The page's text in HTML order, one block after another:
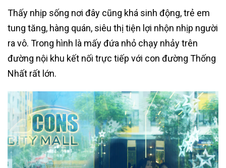
Thấy nhịp sống nơi đây cũng khá sinh động, trẻ em
tung tăng, hàng quán, siêu thị tiện lợi nhộn nhịp người
ra vô. Trong hình là mấy đứa nhỏ chạy nhảy trên
đường nội khu kết nối trực tiếp với con đường Thống
Nhất rất lớn.